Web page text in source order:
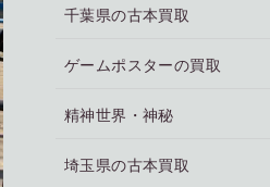
千葉県の古本買取
ゲームポスターの買取
精神世界・神秘
埼玉県の古本買取